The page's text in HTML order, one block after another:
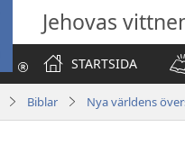
Jehovas
STARTSIDA
Biblar Nya världens